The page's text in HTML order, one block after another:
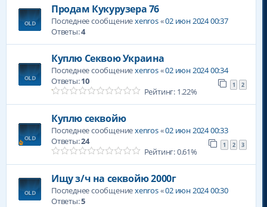
Продам Кукурузера 76
Последнее сообщениеxenros«02 июн 2024 00:37
Ответы:4
Куплю Секвою Украина
Последнее сообщениеxenros«02 июн 2024 00:34
Ответы:10 1 2
Рейтинг: 1.22%
Куплю секвойю
Последнее сообщениеxenros«02 июн 2024 00:33
Ответы:24 1 2 3
Рейтинг: 0.61%
Ищу з/ч на секвойю 2000г
Последнее сообщениеxenros«02 июн 2024 00:30
Ответы:5